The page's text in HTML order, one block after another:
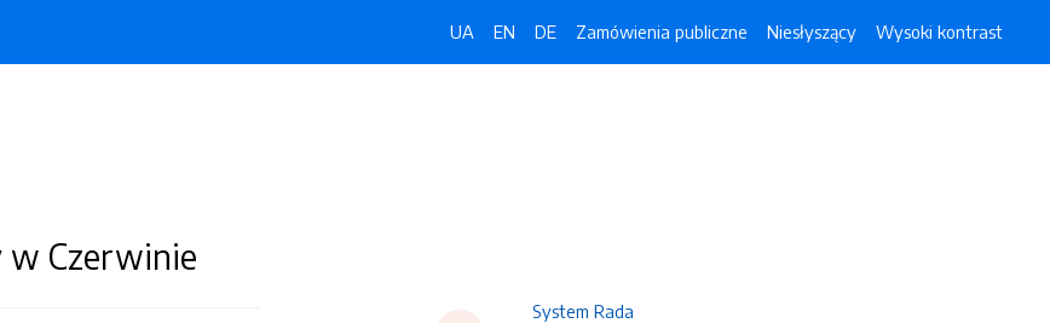
UA EN DE Zamówienia publiczne Niesłyszący Wysoki kontrast
w Czerwinie
System Rada